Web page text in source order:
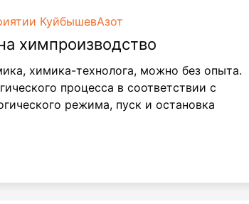
КуйбышевАзот
химпроизводство
химика-технолога, можно без опыта.
процесса в соответствии с
режима, пуск и остановка